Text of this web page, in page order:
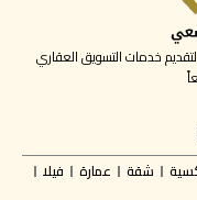
خدمات التسويق العقاري
شقة عمارة
فيلا